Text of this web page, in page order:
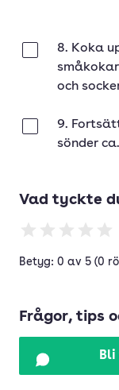
8. Koka
och
9.
sönder
Vad tyckte
Betyg: 0 av 5 (0
Frågor, tips